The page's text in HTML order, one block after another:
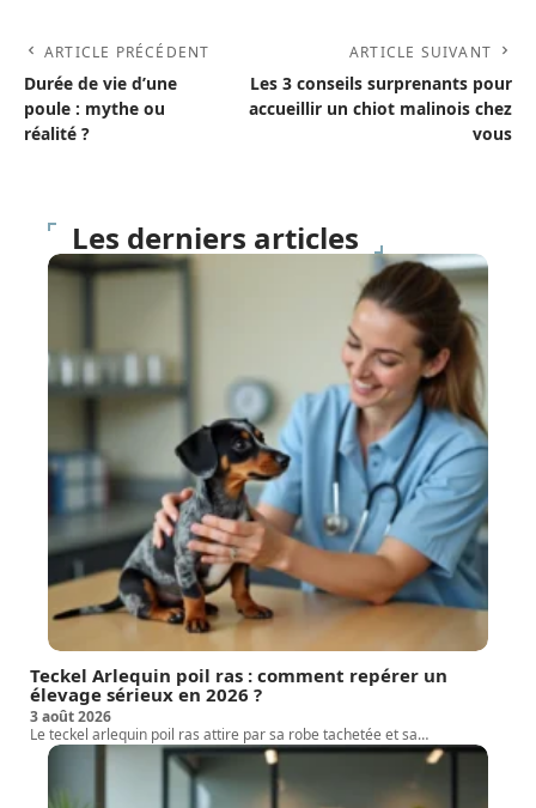
ARTICLE PRÉCÉDENT
Durée de vie d’une
poule : mythe ou
réalité ?
ARTICLE SUIVANT
Les 3 conseils surprenants pour
accueillir un chiot malinois chez
vous
Les derniers articles
Teckel Arlequin poil ras : comment repérer un
élevage sérieux en 2026 ?
3 août 2026
Le teckel arlequin poil ras attire par sa robe tachetée et sa…